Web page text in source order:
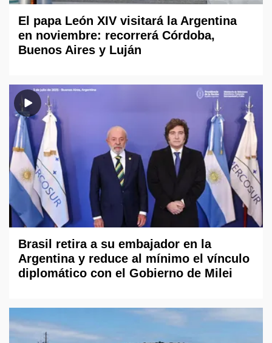
El papa León XIV visitará la Argentina
en noviembre: recorrerá Córdoba,
Buenos Aires y Luján
Brasil retira a su embajador en la
Argentina y reduce al mínimo el vínculo
diplomático con el Gobierno de Milei